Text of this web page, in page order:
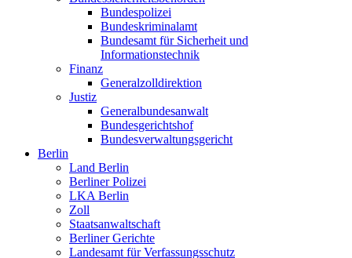
Bundespolizei
Bundeskriminalamt
Bundesamt für Sicherheit und
Informationstechnik
Finanz
Generalzolldirektion
Justiz
Generalbundesanwalt
Bundesgerichtshof
Bundesverwaltungsgericht
Berlin
Land Berlin
Berliner Polizei
LKA Berlin
Zoll
Staatsanwaltschaft
Berliner Gerichte
Landesamt für Verfassungsschutz